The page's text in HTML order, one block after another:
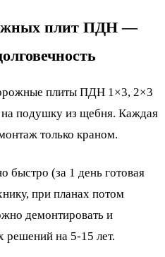
плит ПДН —
плиты ПДН 1×3, 2×3
подушку из щебня. Каждая
только краном.
быстро (за 1 день готовая
при планах потом
демонтировать и
решений на 5-15 лет.